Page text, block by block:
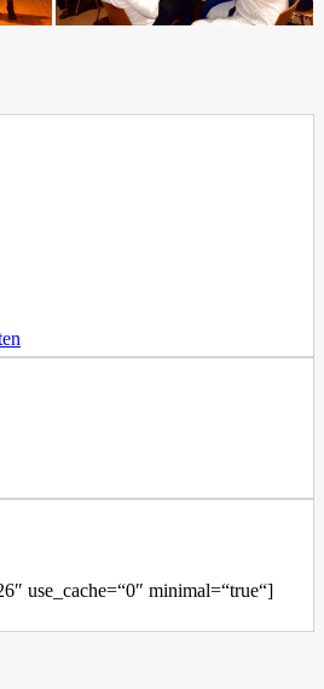
use_cache=“0″ minimal=“true“]